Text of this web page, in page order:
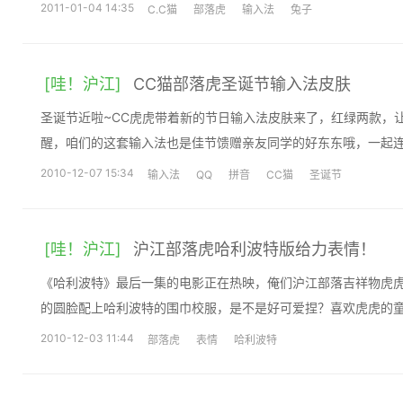
2011-01-04 14:35 C.C猫 部落虎 输入法 兔子
[哇！沪江] CC猫部落虎圣诞节输入法皮肤
圣诞节近啦~CC虎虎带着新的节日输入法皮肤来了，红绿两款，
醒，咱们的这套输入法也是佳节馈赠亲友同学的好东东哦，一起
2010-12-07 15:34 输入法 QQ 拼音 CC猫 圣诞节
[哇！沪江] 沪江部落虎哈利波特版给力表情！
《哈利波特》最后一集的电影正在热映，俺们沪江部落吉祥物虎
的圆脸配上哈利波特的围巾校服，是不是好可爱捏？喜欢虎虎的
2010-12-03 11:44 部落虎 表情 哈利波特